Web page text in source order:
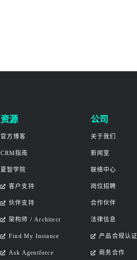
资源
官方博客
CRM指南
夏智学院
客户支持
伙伴支持
架构师 / Architect
Find My Instance
Ask Agentforce
公司
关于我们
新闻室
联络中心
岗位招聘
合作伙伴
法律信息
产品合规认证
商务合作